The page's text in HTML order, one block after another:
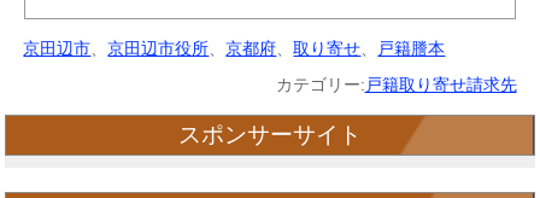
京田辺市 、京田辺市役所 、京都府 、取り寄せ
戸籍謄本
カテゴリー: 戸籍取り寄せ請求先
スポンサーサイト